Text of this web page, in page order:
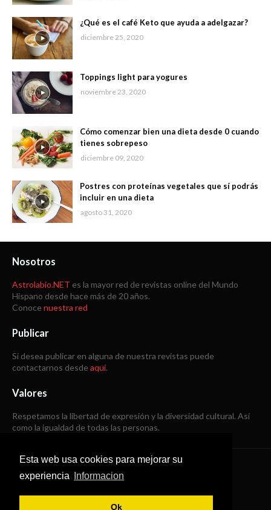
Esta web usa cookies para mejorar su
experiencia
Informacion
Ok
¿Qué es el café Keto que ayuda a adelgazar?
diciembre 25, 2020
Toppings light para yogures
noviembre 23, 2020
Cómo comenzar bien una dieta desde 0 cuando
tienes sobrepeso
diciembre 09, 2020
Postres con proteínas vegetales que sí podrás
incluir en una dieta
agosto 31, 2020
Nosotros
Astrolabio.NET es la mayor red de revistas online del Mundo
Hispano desde hace más de 20 años.
Conoce nuestra red
Publicar
Si desea publicar en alguna de nuestra revistas puede
contactarnos desde aquí.
Valores
Respetamos la libertad de expresión y la diversidad cultural. Así
como la igualdad de todas las personas.
Copyright © 1998 -